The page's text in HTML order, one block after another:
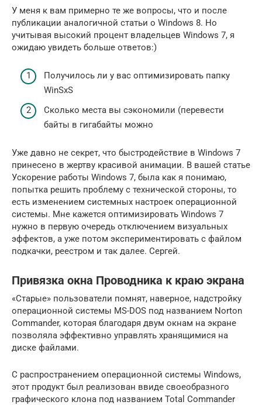
У меня к вам примерно те же вопросы, что и после
публикации аналогичной статьи о Windows 8. Но
учитывая высокий процент владельцев Windows 7, я
ожидаю увидеть больше ответов:)
Получилось ли у вас оптимизировать папку
WinSxS
Сколько места вы сэкономили (перевести
байты в гигабайты можно
Уже давно не секрет, что быстродействие в Windows 7
принесено в жертву красивой анимации. В вашей статье
Ускорение работы Windows 7, была как я понимаю,
попытка решить проблему с технической стороны, то
есть изменением системных настроек операционной
системы. Мне кажется оптимизировать Windows 7
нужно в первую очередь отключением визуальных
эффектов, а уже потом экспериментировать с файлом
подкачки, реестром и так далее. Сергей.
Привязка окна Проводника к краю экрана
«Старые» пользователи помнят, наверное, надстройку
операционной системы MS-DOS под названием Norton
Commander, которая благодаря двум окнам на экране
позволяла эффективно управлять хранящимися на
диске файлами.
С распространением операционной системы Windows,
этот продукт был реализован ввиде своеобразного
графического клона под названием Total Commander